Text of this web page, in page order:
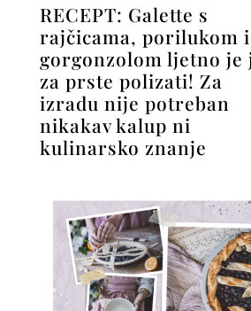
RECEPT: Galette s
rajčicama, porilukom i
gorgonzolom ljetno je
za prste polizati! Za
izradu nije potreban
nikakav kalup ni
kulinarsko znanje